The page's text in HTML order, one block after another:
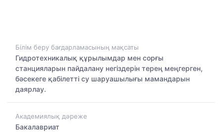
Білім беру бағдарламасының мақсаты
Гидротехникалық құрылымдар мен сорғы
станцияларын пайдалану негіздерін терең меңгерген,
бәсекеге қабілетті су шаруашылығы мамандарын
даярлау.
Академиялық дәреже
Бакалавриат